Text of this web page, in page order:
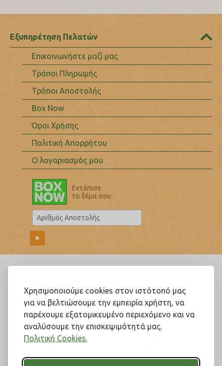
Χρησιμοποιούμε cookies στον ιστότοπό μας
για να βελτιώσουμε την εμπειρία χρήστη, να
παρέχουμε εξατομικευμένο περιεχόμενο και να
αναλύσουμε την επισκεψιμότητά μας.
Πολιτική Cookies.
Εξυπηρέτηση Πελατών
Επικοινωνήστε μαζί μας
Τρόποι Πληρωμής
Τρόποι Αποστολής
Box Now
Όροι Χρήσης
Πολιτική Απορρήτου
Ο λογαριασμός μου
Εντόπισε
το δέμα σου
Ακολουθήστε μας!